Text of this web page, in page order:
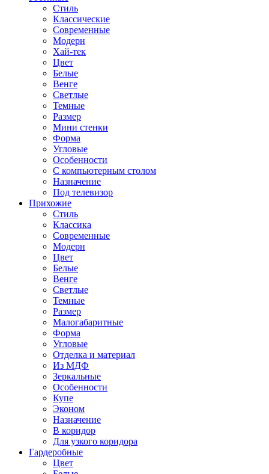
Стиль
Классические
Современные
Модерн
Хай-тек
Цвет
Белые
Венге
Светлые
Темные
Размер
Мини стенки
Форма
Угловые
Особенности
С компьютерным столом
Назначение
Под телевизор
Прихожие
Стиль
Классика
Современные
Модерн
Цвет
Белые
Венге
Светлые
Темные
Размер
Малогабаритные
Форма
Угловые
Отделка и материал
Из МДФ
Зеркальные
Особенности
Купе
Эконом
Назначение
В коридор
Для узкого коридора
Гардеробные
Цвет